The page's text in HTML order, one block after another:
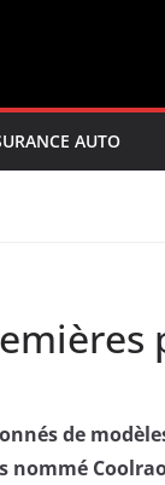
AUTO
de
nommé